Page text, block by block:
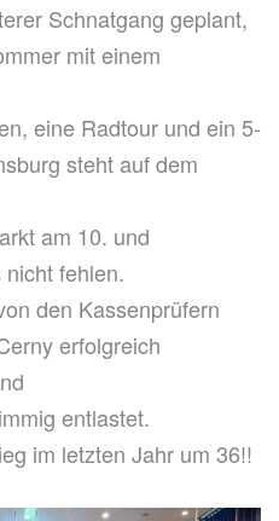
Schnatgang geplant,
mit einem
eine Radtour und ein 5-
steht auf dem
am 10. und
fehlen.
den Kassenprüfern
erfolgreich
entlastet.
im letzten Jahr um 36!!